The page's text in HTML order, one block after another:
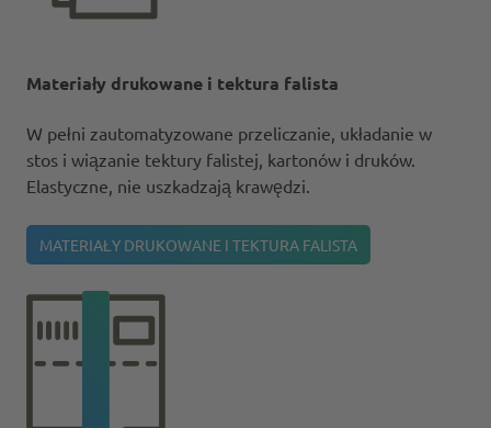
Materiały drukowane i tektura falista
W pełni zautomatyzowane przeliczanie, układanie w
stos i wiązanie tektury falistej, kartonów i druków.
Elastyczne, nie uszkadzają krawędzi.
MATERIAŁY DRUKOWANE I TEKTURA FALISTA